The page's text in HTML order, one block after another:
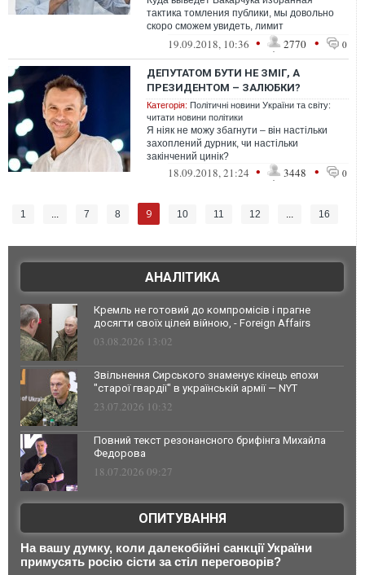
тактика томления публики, мы довольно
скоро сможем увидеть, лимит
откладываний им исчерпан. И
нерешительный музыкант ...
19.09.2018, 10:36 • 2770 • 0
ДЕПУТАТОМ БУТИ НЕ ЗМІГ, А
ПРЕЗИДЕНТОМ – ЗАЛЮБКИ?
Категорія: Політичні новини України та світу:
читати новини політики
Я ніяк не можу збагнути – він настільки
захоплений дурник, чи настільки
закінчений цинік?
18.09.2018, 21:24 • 3448 • 0
1 ... 7 8 9 10 11 12 ... 16
АНАЛІТИКА
Кремль не готовий до компромісів і прагне
досягти своїх цілей війною, - Foreign Affairs
03.08.2026 13:02
Звільнення Сирського знаменує кінець епохи
"старої гвардії" в українській армії — NYT
23.07.2026 10:32
Повний текст резонансного брифінга Михайла
Федорова
18.07.2026 09:27
ОПИТУВАННЯ
На вашу думку, коли далекобійні санкції України
примусять росію сісти за стіл переговорів?